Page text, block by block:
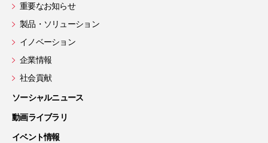
重要なお知らせ
製品・ソリューション
イノベーション
企業情報
社会貢献
ソーシャルニュース
動画ライブラリ
イベント情報